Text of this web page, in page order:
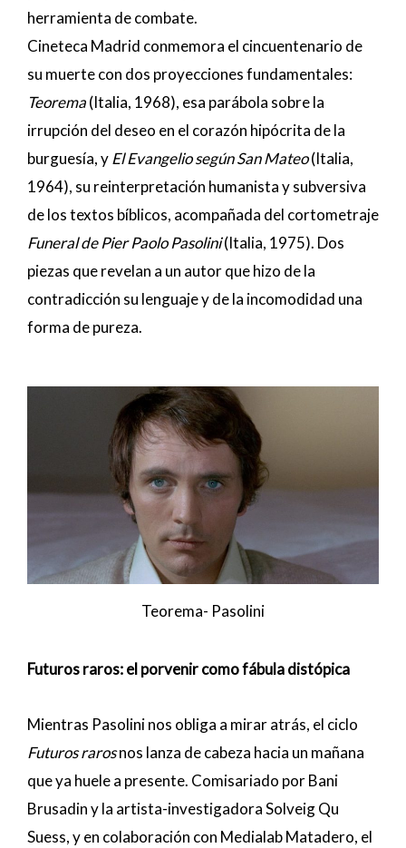
herramienta de combate.
Cineteca Madrid conmemora el cincuentenario de
su muerte con dos proyecciones fundamentales:
Teorema(Italia, 1968), esa parábola sobre la
irrupción del deseo en el corazón hipócrita de la
burguesía, yEl Evangelio según San Mateo(Italia,
1964), su reinterpretación humanista y subversiva
de los textos bíblicos, acompañada del cortometraje
Funeral de Pier Paolo Pasolini(Italia, 1975). Dos
piezas que revelan a un autor que hizo de la
contradicción su lenguaje y de la incomodidad una
forma de pureza.
Teorema- Pasolini
Futuros raros: el porvenir como fábula distópica
Mientras Pasolini nos obliga a mirar atrás, el ciclo
Futuros rarosnos lanza de cabeza hacia un mañana
que ya huele a presente. Comisariado por Bani
Brusadin y la artista-investigadora Solveig Qu
Suess, y en colaboración con Medialab Matadero, el